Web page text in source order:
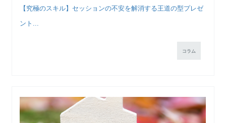
【究極のスキル】セッションの不安を解消する王道の型プレゼ
ント...
コラム